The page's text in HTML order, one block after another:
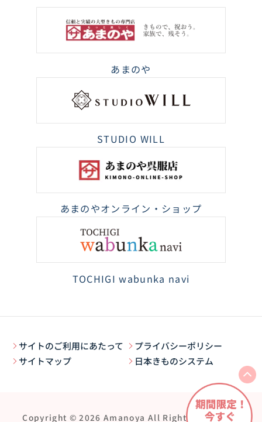
あまのや
STUDIO WILL
あまのやオンライン・ショップ
TOCHIGI wabunka navi
サイトのご利用にあたって
プライバシーポリシー
サイトマップ
日本きものシステム
Copyright © 2026 Amanoya All Rights Reserved.